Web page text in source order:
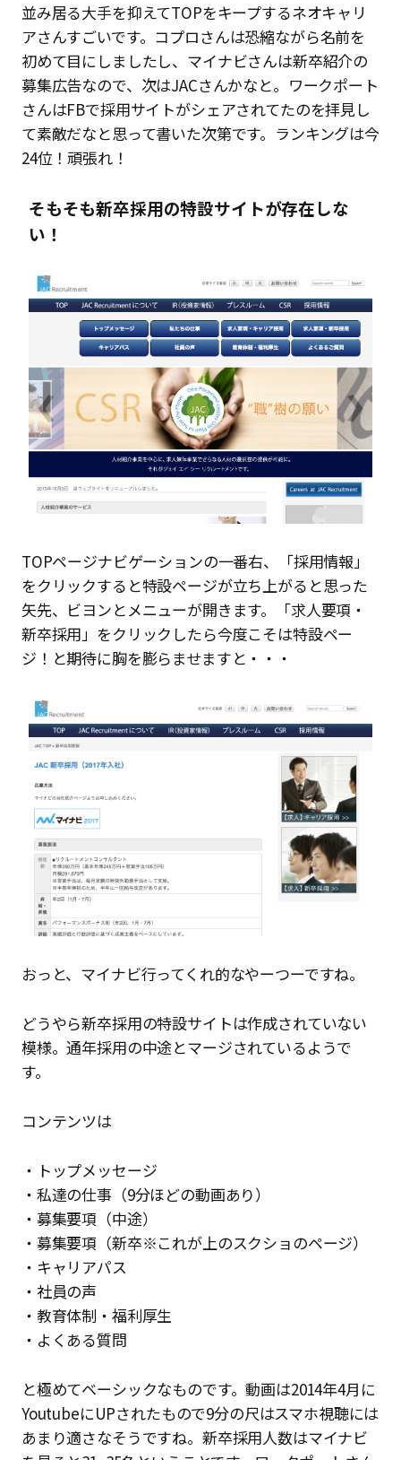
並み居る大手を抑えてTOPをキープするネオキャリ
アさんすごいです。コプロさんは恐縮ながら名前を
初めて目にしましたし、マイナビさんは新卒紹介の
募集広告なので、次はJACさんかなと。ワークポート
さんはFBで採用サイトがシェアされてたのを拝見し
て素敵だなと思って書いた次第です。ランキングは今
24位！頑張れ！
そもそも新卒採用の特設サイトが存在しな
い！
TOPページナビゲーションの一番右、「採用情報」
をクリックすると特設ページが立ち上がると思った
矢先、ビヨンとメニューが開きます。「求人要項・
新卒採用」をクリックしたら今度こそは特設ペー
ジ！と期待に胸を膨らませますと・・・
おっと、マイナビ行ってくれ的なやーつーですね。
どうやら新卒採用の特設サイトは作成されていない
模様。通年採用の中途とマージされているようで
す。
コンテンツは
・トップメッセージ
・私達の仕事（9分ほどの動画あり）
・募集要項（中途）
・募集要項（新卒※これが上のスクショのページ）
・キャリアパス
・社員の声
・教育体制・福利厚生
・よくある質問
と極めてベーシックなものです。動画は2014年4月に
YoutubeにUPされたもので9分の尺はスマホ視聴には
あまり適さなそうですね。新卒採用人数はマイナビ